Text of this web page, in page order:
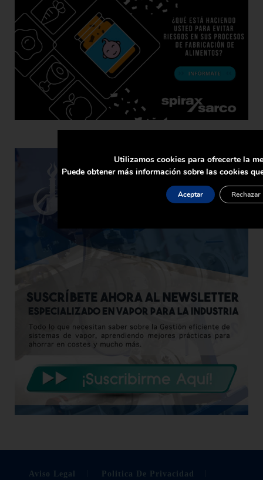
Aviso Legal Politica De Privacidad
Utilizamos cookies para ofrecerte la
Puede obtener más información sobre las cookies
Aceptar Rechazar